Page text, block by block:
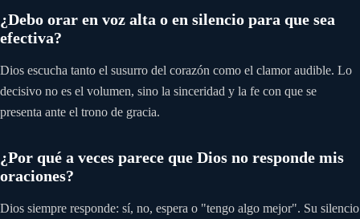
¿Debo orar en voz alta o en silencio para que sea
efectiva?
Dios escucha tanto el susurro del corazón como el clamor audible. Lo
decisivo no es el volumen, sino la sinceridad y la fe con que se
presenta ante el trono de gracia.
¿Por qué a veces parece que Dios no responde mis
oraciones?
Dios siempre responde: sí, no, espera o "tengo algo mejor". Su silencio